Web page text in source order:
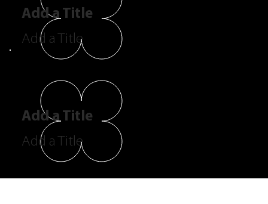
Add a Title
Add a Title
Add a Title
Add a Title